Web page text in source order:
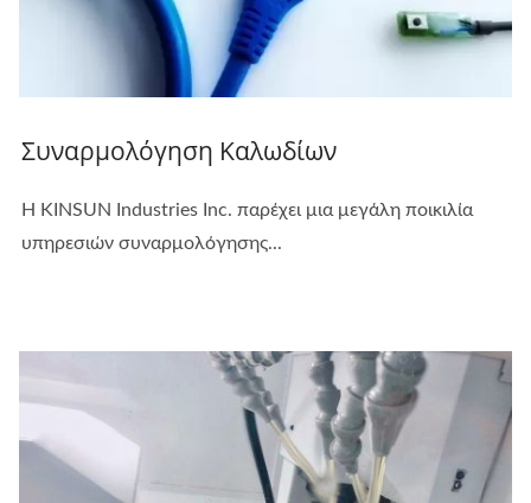
Συναρμολόγηση Καλωδίων
Η KINSUN Industries Inc. παρέχει μια μεγάλη ποικιλία
υπηρεσιών συναρμολόγησης...